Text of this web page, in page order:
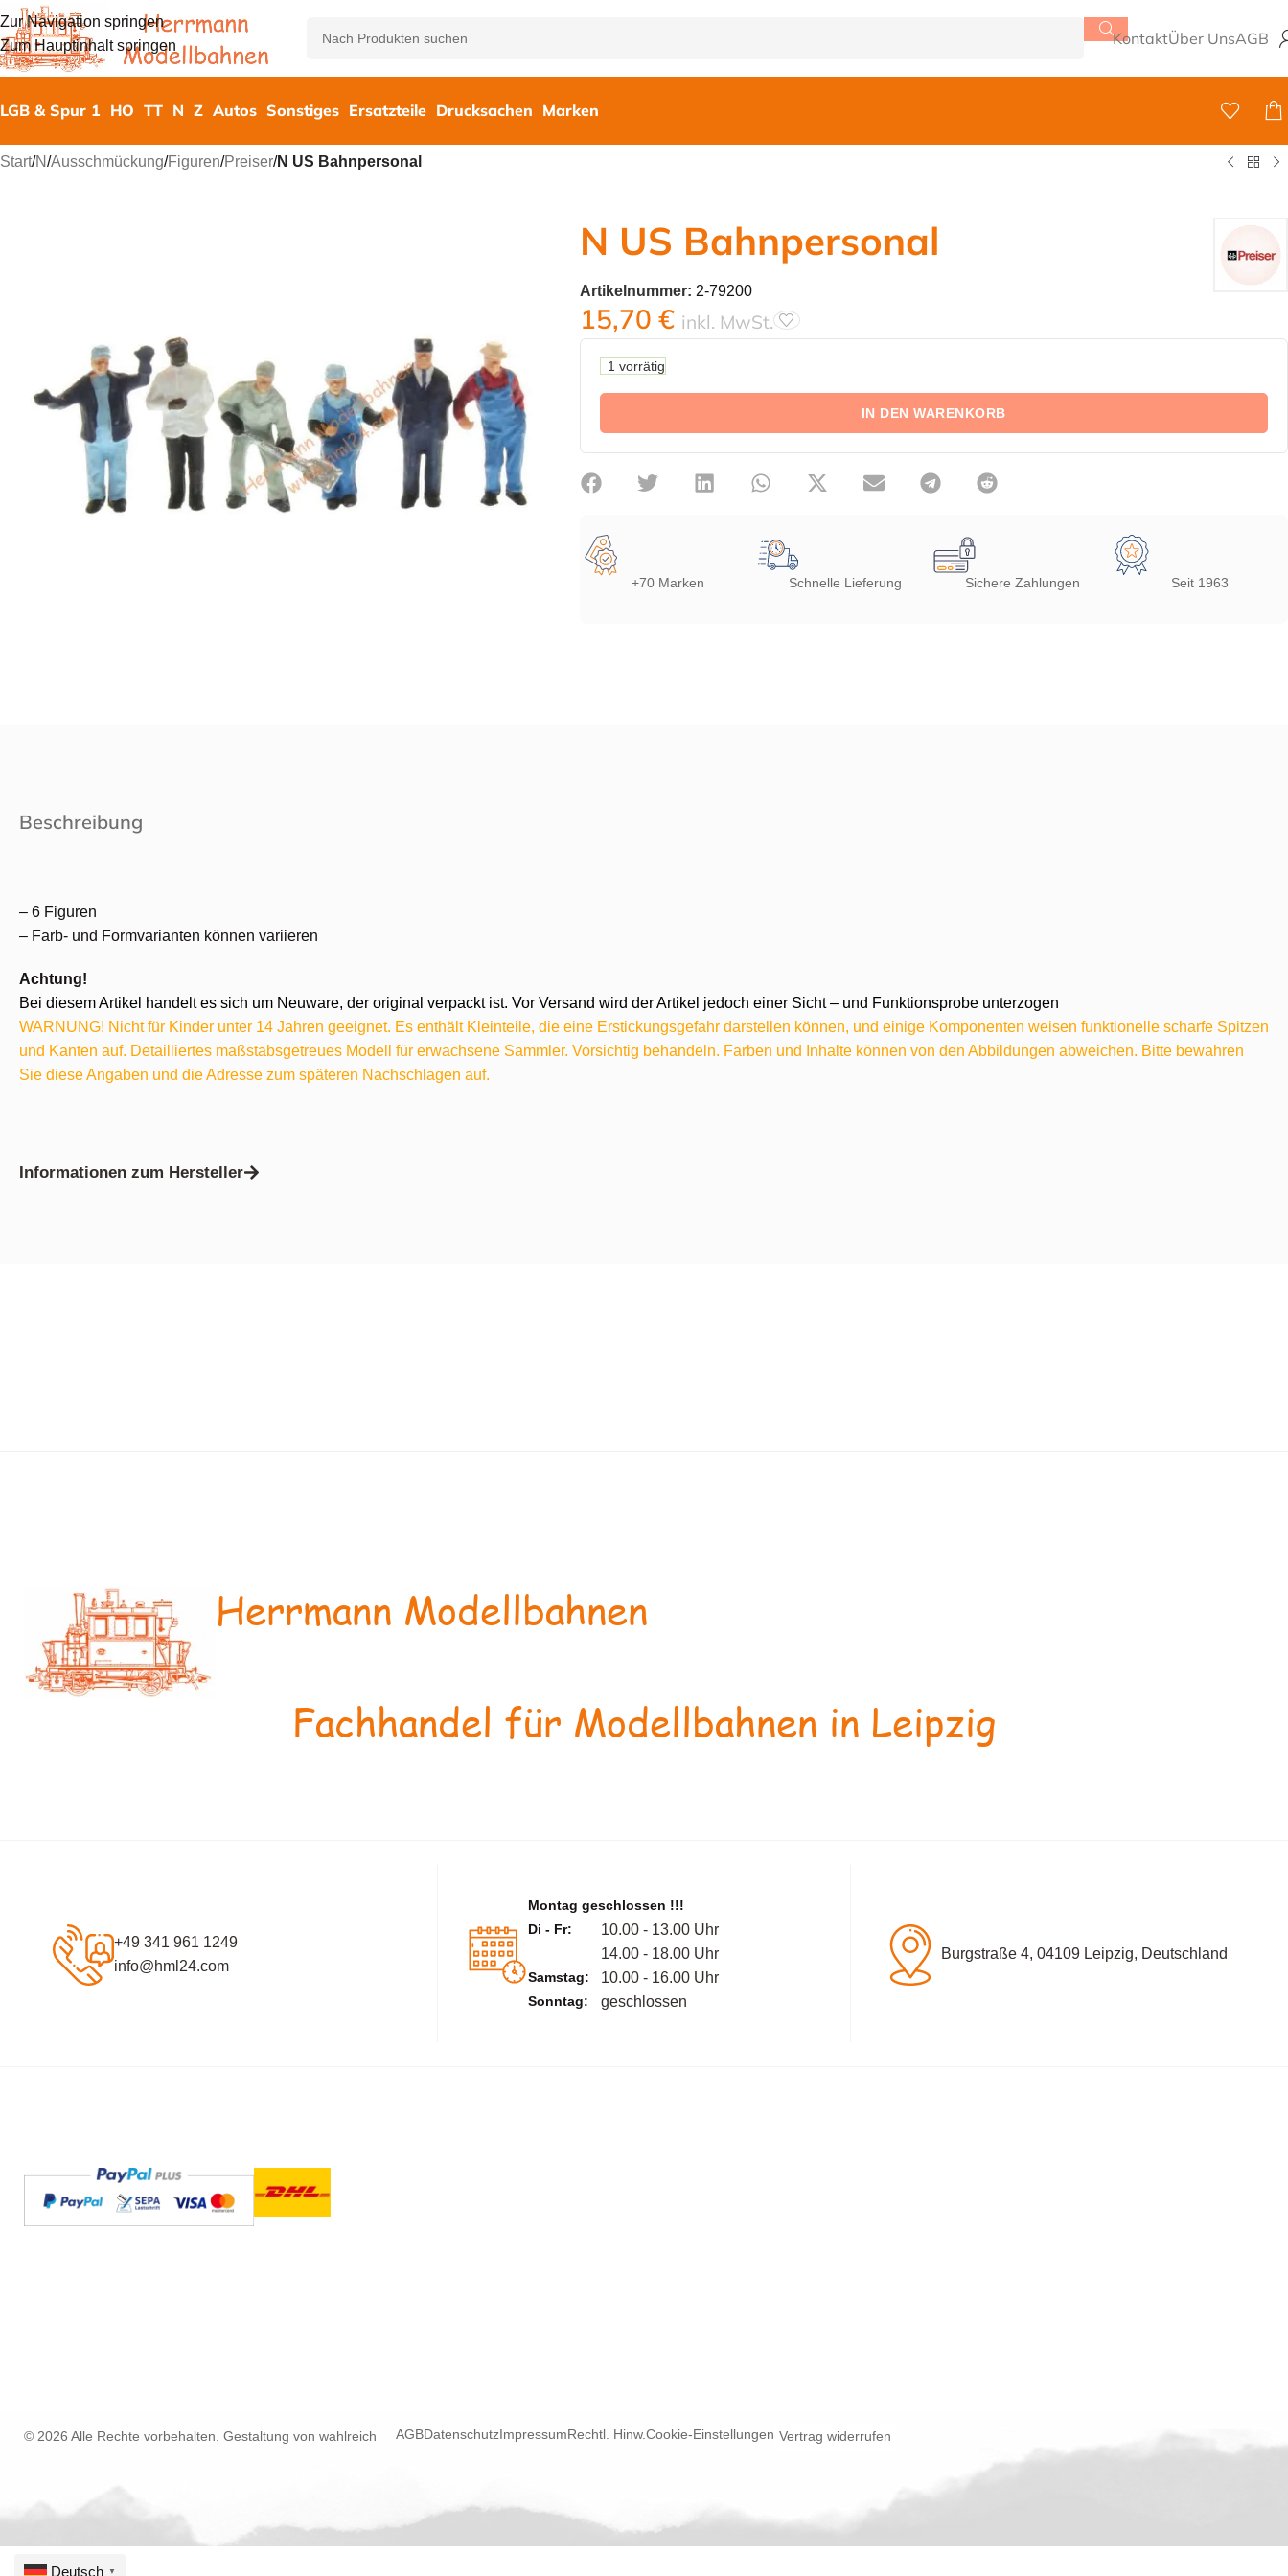
Zur Navigation springen
Zum Hauptinhalt springen
KontaktÜber UnsAGB
LGB & Spur 1 HO TT N Z Autos Sonstiges Ersatzteile Drucksachen Marken
Start/N/Ausschmückung/Figuren/Preiser/N US Bahnpersonal
N US Bahnpersonal
Artikelnummer: 2-79200
15,70 € inkl. MwSt.
1 vorrätig
IN DEN WARENKORB
+70 Marken Schnelle Lieferung Sichere Zahlungen Seit 1963
Beschreibung
– 6 Figuren
– Farb- und Formvarianten können variieren
Achtung!
Bei diesem Artikel handelt es sich um Neuware, der original verpackt ist. Vor Versand wird der Artikel jedoch einer Sicht – und Funktionsprobe unterzogen
WARNUNG! Nicht für Kinder unter 14 Jahren geeignet. Es enthält Kleinteile, die eine Erstickungsgefahr darstellen können, und einige Komponenten weisen funktionelle scharfe Spitzen
und Kanten auf. Detailliertes maßstabsgetreues Modell für erwachsene Sammler. Vorsichtig behandeln. Farben und Inhalte können von den Abbildungen abweichen. Bitte bewahren
Sie diese Angaben und die Adresse zum späteren Nachschlagen auf.
Informationen zum Hersteller
Herrmann Modellbahnen
Fachhandel für Modellbahnen in Leipzig
+49 341 961 1249
info@hml24.com
Montag geschlossen !!!
Di - Fr:
10.00 - 13.00 Uhr
14.00 - 18.00 Uhr
Samstag: 10.00 - 16.00 Uhr
Sonntag: geschlossen
Burgstraße 4, 04109 Leipzig, Deutschland
© 2026 Alle Rechte vorbehalten. Gestaltung von wahlreich AGBDatenschutzImpressumRechtl. Hinw.Cookie-Einstellungen Vertrag widerrufen
Deutsch ▼